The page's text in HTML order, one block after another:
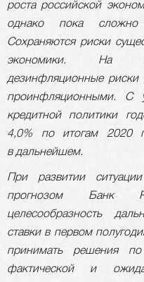
роста российской
однако пока сложно
Сохраняются риски
экономики. На
дезинфляционные риски
проинфляционными. С
кредитной политики
4,0% по итогам 2020
в дальнейшем.
При развитии
прогнозом Банк
целесообразность
ставки в первом
принимать решения
фактической и